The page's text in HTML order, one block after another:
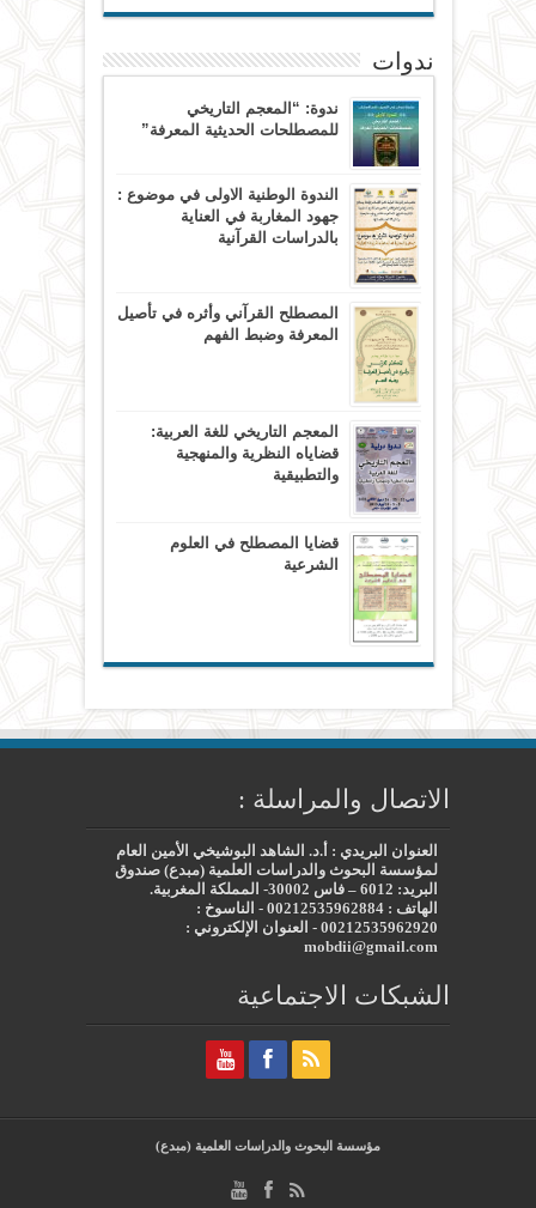
ندوات
ندوة: “المعجم التاريخي
للمصطلحات الحديثية المعرفة”
الندوة الوطنية الاولى في موضوع :
جهود المغاربة في العناية
بالدراسات القرآنية
المصطلح القرآني وأثره في تأصيل
المعرفة وضبط الفهم
المعجم التاريخي للغة العربية:
قضاياه النظرية والمنهجية
والتطبيقية
قضايا المصطلح في العلوم
الشرعية
الاتصال والمراسلة :
العنوان البريدي : أ.د. الشاهد البوشيخي الأمين العام
لمؤسسة البحوث والدراسات العلمية (مبدع) صندوق
البريد: 6012 – فاس 30002- المملكة المغربية.
الهاتف : 00212535962884 - الناسوخ :
00212535962920 - العنوان الإلكتروني :
mobdii@gmail.com
الشبكات الاجتماعية
مؤسسة البحوث والدراسات العلمية (مبدع)